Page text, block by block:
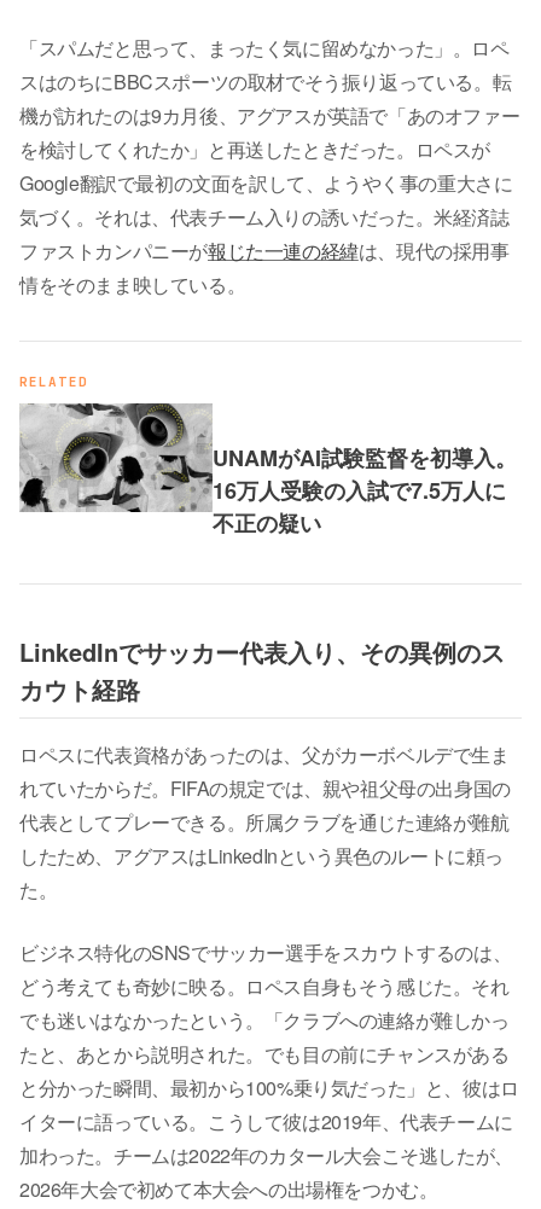
「スパムだと思って、まったく気に留めなかった」。ロペ
スはのちにBBCスポーツの取材でそう振り返っている。転
機が訪れたのは9カ月後、アグアスが英語で「あのオファー
を検討してくれたか」と再送したときだった。ロペスが
Google翻訳で最初の文面を訳して、ようやく事の重大さに
気づく。それは、代表チーム入りの誘いだった。米経済誌
ファストカンパニーが報じた一連の経緯は、現代の採用事
情をそのまま映している。
RELATED
UNAMがAI試験監督を初導入。
16万人受験の入試で7.5万人に
不正の疑い
LinkedInでサッカー代表入り、その異例のス
カウト経路
ロペスに代表資格があったのは、父がカーボベルデで生ま
れていたからだ。FIFAの規定では、親や祖父母の出身国の
代表としてプレーできる。所属クラブを通じた連絡が難航
したため、アグアスはLinkedInという異色のルートに頼っ
た。
ビジネス特化のSNSでサッカー選手をスカウトするのは、
どう考えても奇妙に映る。ロペス自身もそう感じた。それ
でも迷いはなかったという。「クラブへの連絡が難しかっ
たと、あとから説明された。でも目の前にチャンスがある
と分かった瞬間、最初から100%乗り気だった」と、彼はロ
イターに語っている。こうして彼は2019年、代表チームに
加わった。チームは2022年のカタール大会こそ逃したが、
2026年大会で初めて本大会への出場権をつかむ。